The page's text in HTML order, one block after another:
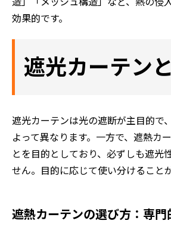
効果的です。
遮光カーテン
遮光カーテンは光の遮断が主目的で
よって異なります。一方で、遮熱カ
とを目的としており、必ずしも遮光
せん。目的に応じて使い分けること
遮熱カーテンの選び方：専